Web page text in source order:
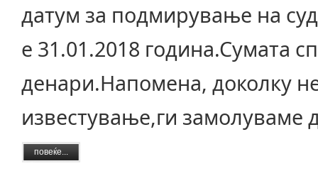
датум за подмирување на
е 31.01.2018 година.Сумата
денари.Напомена, доколку
известување,ги замолуваме
повеќе...